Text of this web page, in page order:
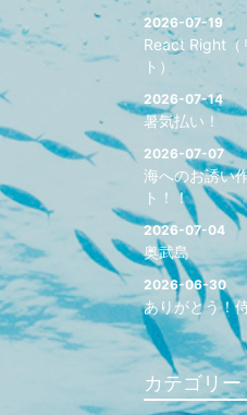
2026-07-19
React Right（
ト）
2026-07-14
暑気払い！
2026-07-07
海へのお誘い
ト！！
2026-07-04
奥武島
2026-06-30
ありがとう！
カテゴリー